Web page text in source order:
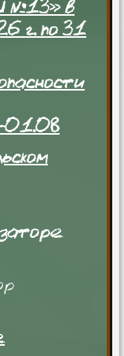
№13» в
г. по 31
01.08